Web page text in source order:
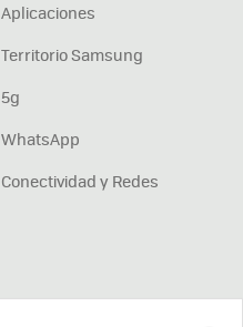
Aplicaciones
Territorio Samsung
5g
WhatsApp
Conectividad y Redes